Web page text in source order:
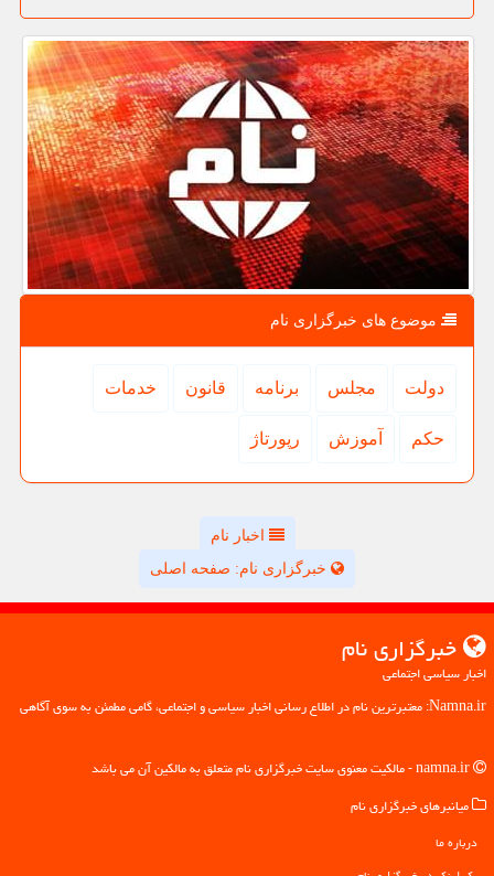
موضوع های خبرگزاری نام
دولت مجلس برنامه قانون خدمات
حكم آموزش رپورتاژ
اخبار نام
خبرگزاری نام: صفحه اصلی
خبرگزاری نام
اخبار سیاسی اجتماعی
Namna.ir: معتبرترین نام در اطلاع رسانی اخبار سیاسی و اجتماعی، گامی مطمئن به سوی آگاهی
میانبرهای خبرگزاری نام
درباره ما